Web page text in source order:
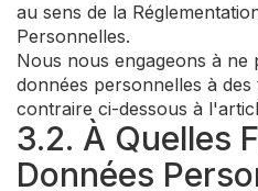
au sens de la
Personnelles.
Nous nous engageons à ne
données personnelles à
contraire ci-dessous à
3.2. À Quelles
Données